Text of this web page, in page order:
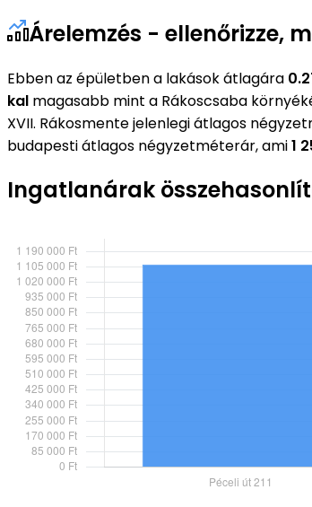
Árelemzés - ellenőrizze,
Ebben az épületben a lakások átlagára
kal magasabb mint a Rákoscsaba
XVII. Rákosmente jelenlegi átlagos
budapesti átlagos négyzetméterár, ami1
Ingatlanárak